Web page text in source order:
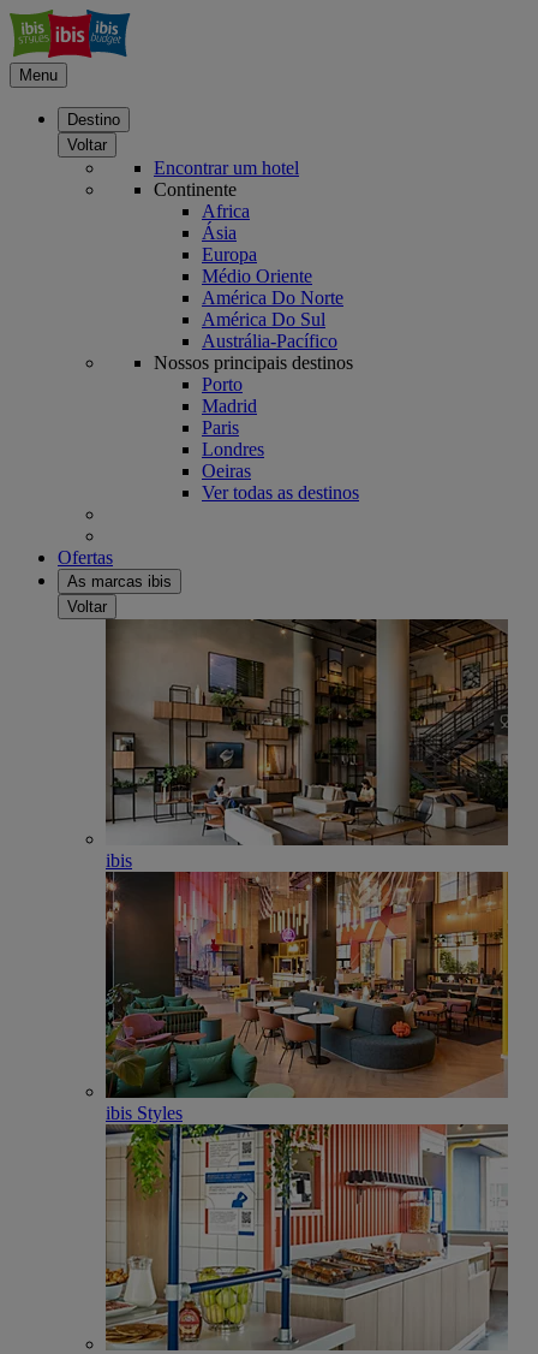
Menu
Destino
Voltar
Encontrar um hotel
Continente
Africa
Ásia
Europa
Médio Oriente
América Do Norte
América Do Sul
Austrália-Pacífico
Nossos principais destinos
Porto
Madrid
Paris
Londres
Oeiras
Ver todas as destinos
Ofertas
As marcas ibis
Voltar
ibis
ibis Styles